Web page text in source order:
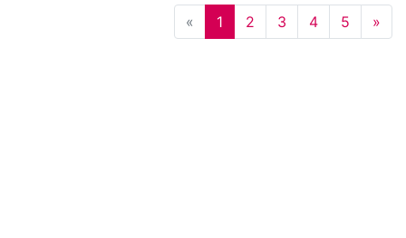
« Previous
1 2 3 4 5 »